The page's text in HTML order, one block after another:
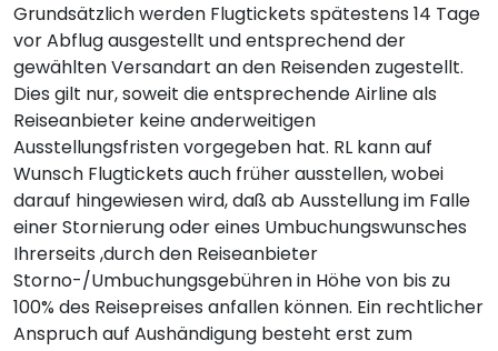
Grundsätzlich werden Flugtickets spätestens 14 Tage
vor Abflug ausgestellt und entsprechend der
gewählten Versandart an den Reisenden zugestellt.
Dies gilt nur, soweit die entsprechende Airline als
Reiseanbieter keine anderweitigen
Ausstellungsfristen vorgegeben hat. RL kann auf
Wunsch Flugtickets auch früher ausstellen, wobei
darauf hingewiesen wird, daß ab Ausstellung im Falle
einer Stornierung oder eines Umbuchungswunsches
Ihrerseits ,durch den Reiseanbieter
Storno-/Umbuchungsgebühren in Höhe von bis zu
100% des Reisepreises anfallen können. Ein rechtlicher
Anspruch auf Aushändigung besteht erst zum